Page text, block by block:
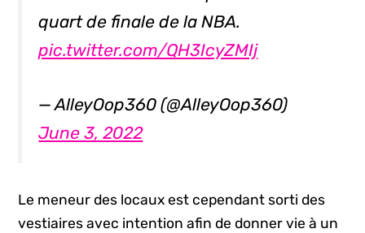
quart de finale de la NBA.
pic.twitter.com/QH3IcyZMIj
— AlleyOop360 (@AlleyOop360)
June 3, 2022
Le meneur des locaux est cependant sorti des
vestiaires avec intention afin de donner vie à un